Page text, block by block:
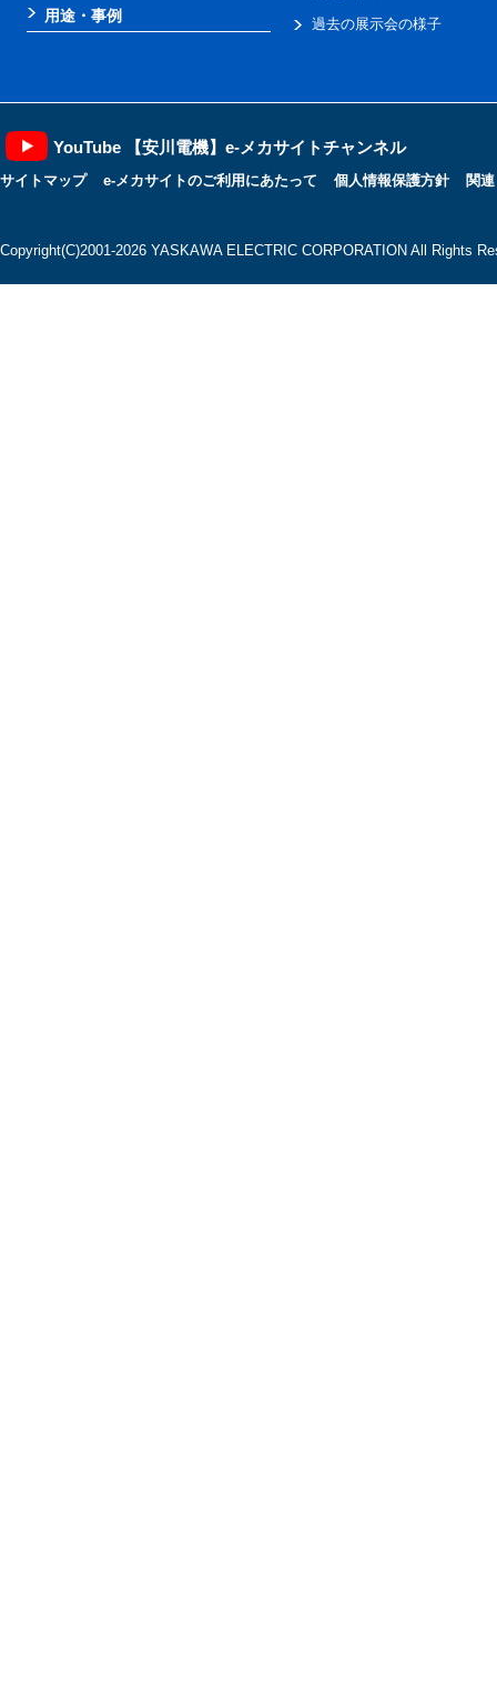
用途・事例
過去の展示会の様子
YouTube 【安川電機】e-メカサイトチャンネル
サイトマップ e-メカサイトのご利用にあたって 個人情報保護方針 関
Copyright(C)2001‐2026 YASKAWA ELECTRIC CORPORATION All Rights